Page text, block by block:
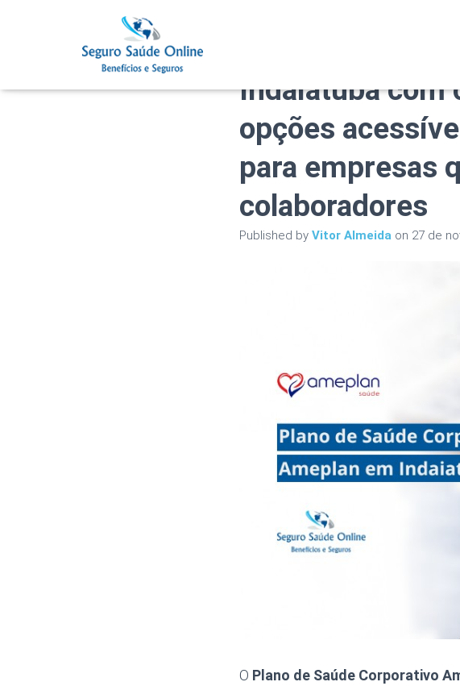
Plano de
Indaiatuba com
opções
para empresas
colaboradores
Published by Vitor Almeida on 27 de
O Plano de Saúde Corporativo